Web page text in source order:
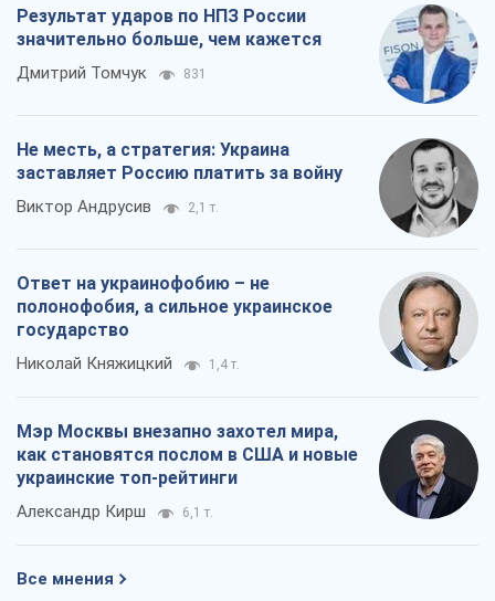
Результат ударов по НПЗ России
значительно больше, чем кажется
Дмитрий Томчук 831
Не месть, а стратегия: Украина
заставляет Россию платить за войну
Виктор Андрусив 2,1 т.
Ответ на украинофобию – не
полонофобия, а сильное украинское
государство
Николай Княжицкий 1,4 т.
Мэр Москвы внезапно захотел мира,
как становятся послом в США и новые
украинские топ-рейтинги
Александр Кирш 6,1 т.
Все мнения